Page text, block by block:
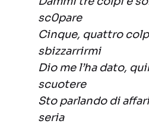
sc0pare
Cinque, quattro
sbizzarrirmi
Dio me l’ha dato,
scuotere
Sto parlando di
seria